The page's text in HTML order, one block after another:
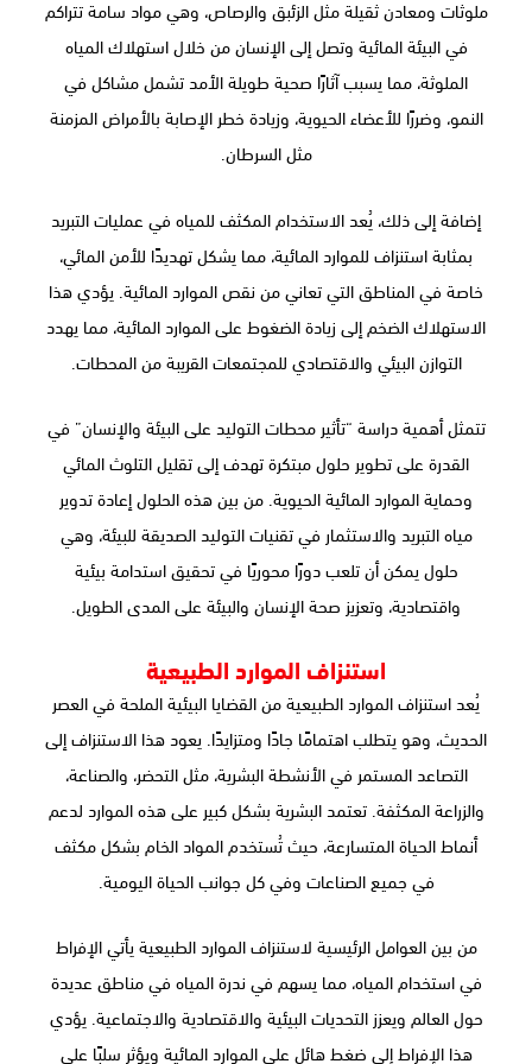
ملوثات ومعادن ثقيلة مثل الزئبق والرصاص، وهي مواد سامة تتراكم
في البيئة المائية وتصل إلى الإنسان من خلال استهلاك المياه
الملوثة، مما يسبب آثارًا صحية طويلة الأمد تشمل مشاكل في
النمو، وضررًا للأعضاء الحيوية، وزيادة خطر الإصابة بالأمراض المزمنة
مثل السرطان.
إضافة إلى ذلك، يُعد الاستخدام المكثف للمياه في عمليات التبريد
بمثابة استنزاف للموارد المائية، مما يشكل تهديدًا للأمن المائي،
خاصة في المناطق التي تعاني من نقص الموارد المائية. يؤدي هذا
الاستهلاك الضخم إلى زيادة الضغوط على الموارد المائية، مما يهدد
التوازن البيئي والاقتصادي للمجتمعات القريبة من المحطات.
تتمثل أهمية دراسة “تأثير محطات التوليد على البيئة والإنسان” في
القدرة على تطوير حلول مبتكرة تهدف إلى تقليل التلوث المائي
وحماية الموارد المائية الحيوية. من بين هذه الحلول إعادة تدوير
مياه التبريد والاستثمار في تقنيات التوليد الصديقة للبيئة، وهي
حلول يمكن أن تلعب دورًا محوريًا في تحقيق استدامة بيئية
واقتصادية، وتعزيز صحة الإنسان والبيئة على المدى الطويل.
استنزاف الموارد الطبيعية
يُعد استنزاف الموارد الطبيعية من القضايا البيئية الملحة في العصر
الحديث، وهو يتطلب اهتمامًا جادًا ومتزايدًا. يعود هذا الاستنزاف إلى
التصاعد المستمر في الأنشطة البشرية، مثل التحضر، والصناعة،
والزراعة المكثفة. تعتمد البشرية بشكل كبير على هذه الموارد لدعم
أنماط الحياة المتسارعة، حيث تُستخدم المواد الخام بشكل مكثف
في جميع الصناعات وفي كل جوانب الحياة اليومية.
من بين العوامل الرئيسية لاستنزاف الموارد الطبيعية يأتي الإفراط
في استخدام المياه، مما يسهم في ندرة المياه في مناطق عديدة
حول العالم ويعزز التحديات البيئية والاقتصادية والاجتماعية. يؤدي
هذا الإفراط إلى ضغط هائل على الموارد المائية ويؤثر سلبًا على